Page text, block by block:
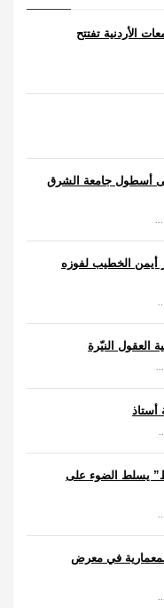
الأردنية تفتتح
أسطول جامعة الشرق
أيمن الخطيب لفوزه
العقول النيّرة
أستاذ
يسلط الضوء على
في معرض